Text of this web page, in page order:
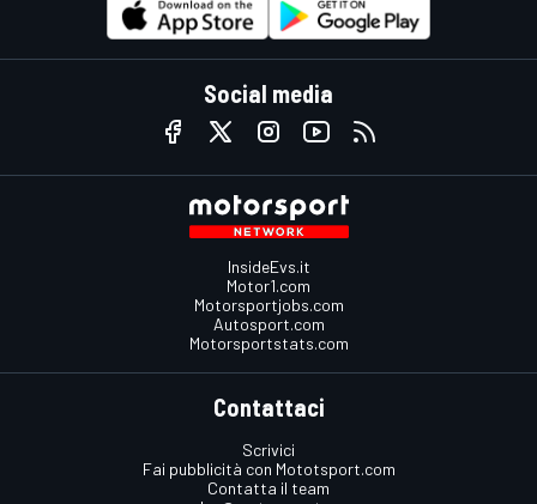
Social media
InsideEvs.it
Motor1.com
Motorsportjobs.com
Autosport.com
Motorsportstats.com
Contattaci
Scrivici
Fai pubblicità con Mototsport.com
Contatta il team